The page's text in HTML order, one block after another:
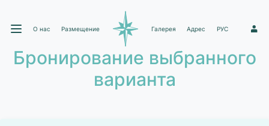
О нас Размещение Галерея Адрес РУС 1
Бронирование выбранного
варианта